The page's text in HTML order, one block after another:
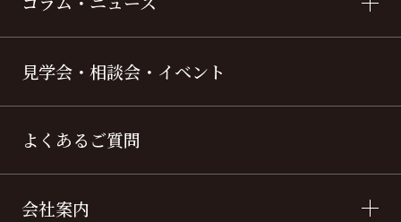
見学会・相談会・イベント
よくあるご質問
会社案内